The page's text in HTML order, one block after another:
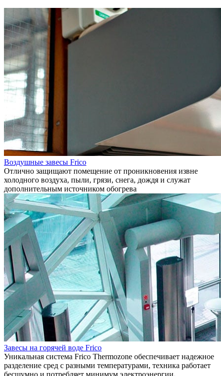
Воздушные завесы Frico
Отлично защищают помещение от проникновения извне
холодного воздуха, пыли, грязи, снега, дождя и служат
дополнительным источником обогрева
Завесы на горячей воде Frico
Уникальная система Frico Thermozone обеспечивает надежное
разделение сред с разными температурами, техника работает
бесшумно и потребляет минимум электроэнергии.